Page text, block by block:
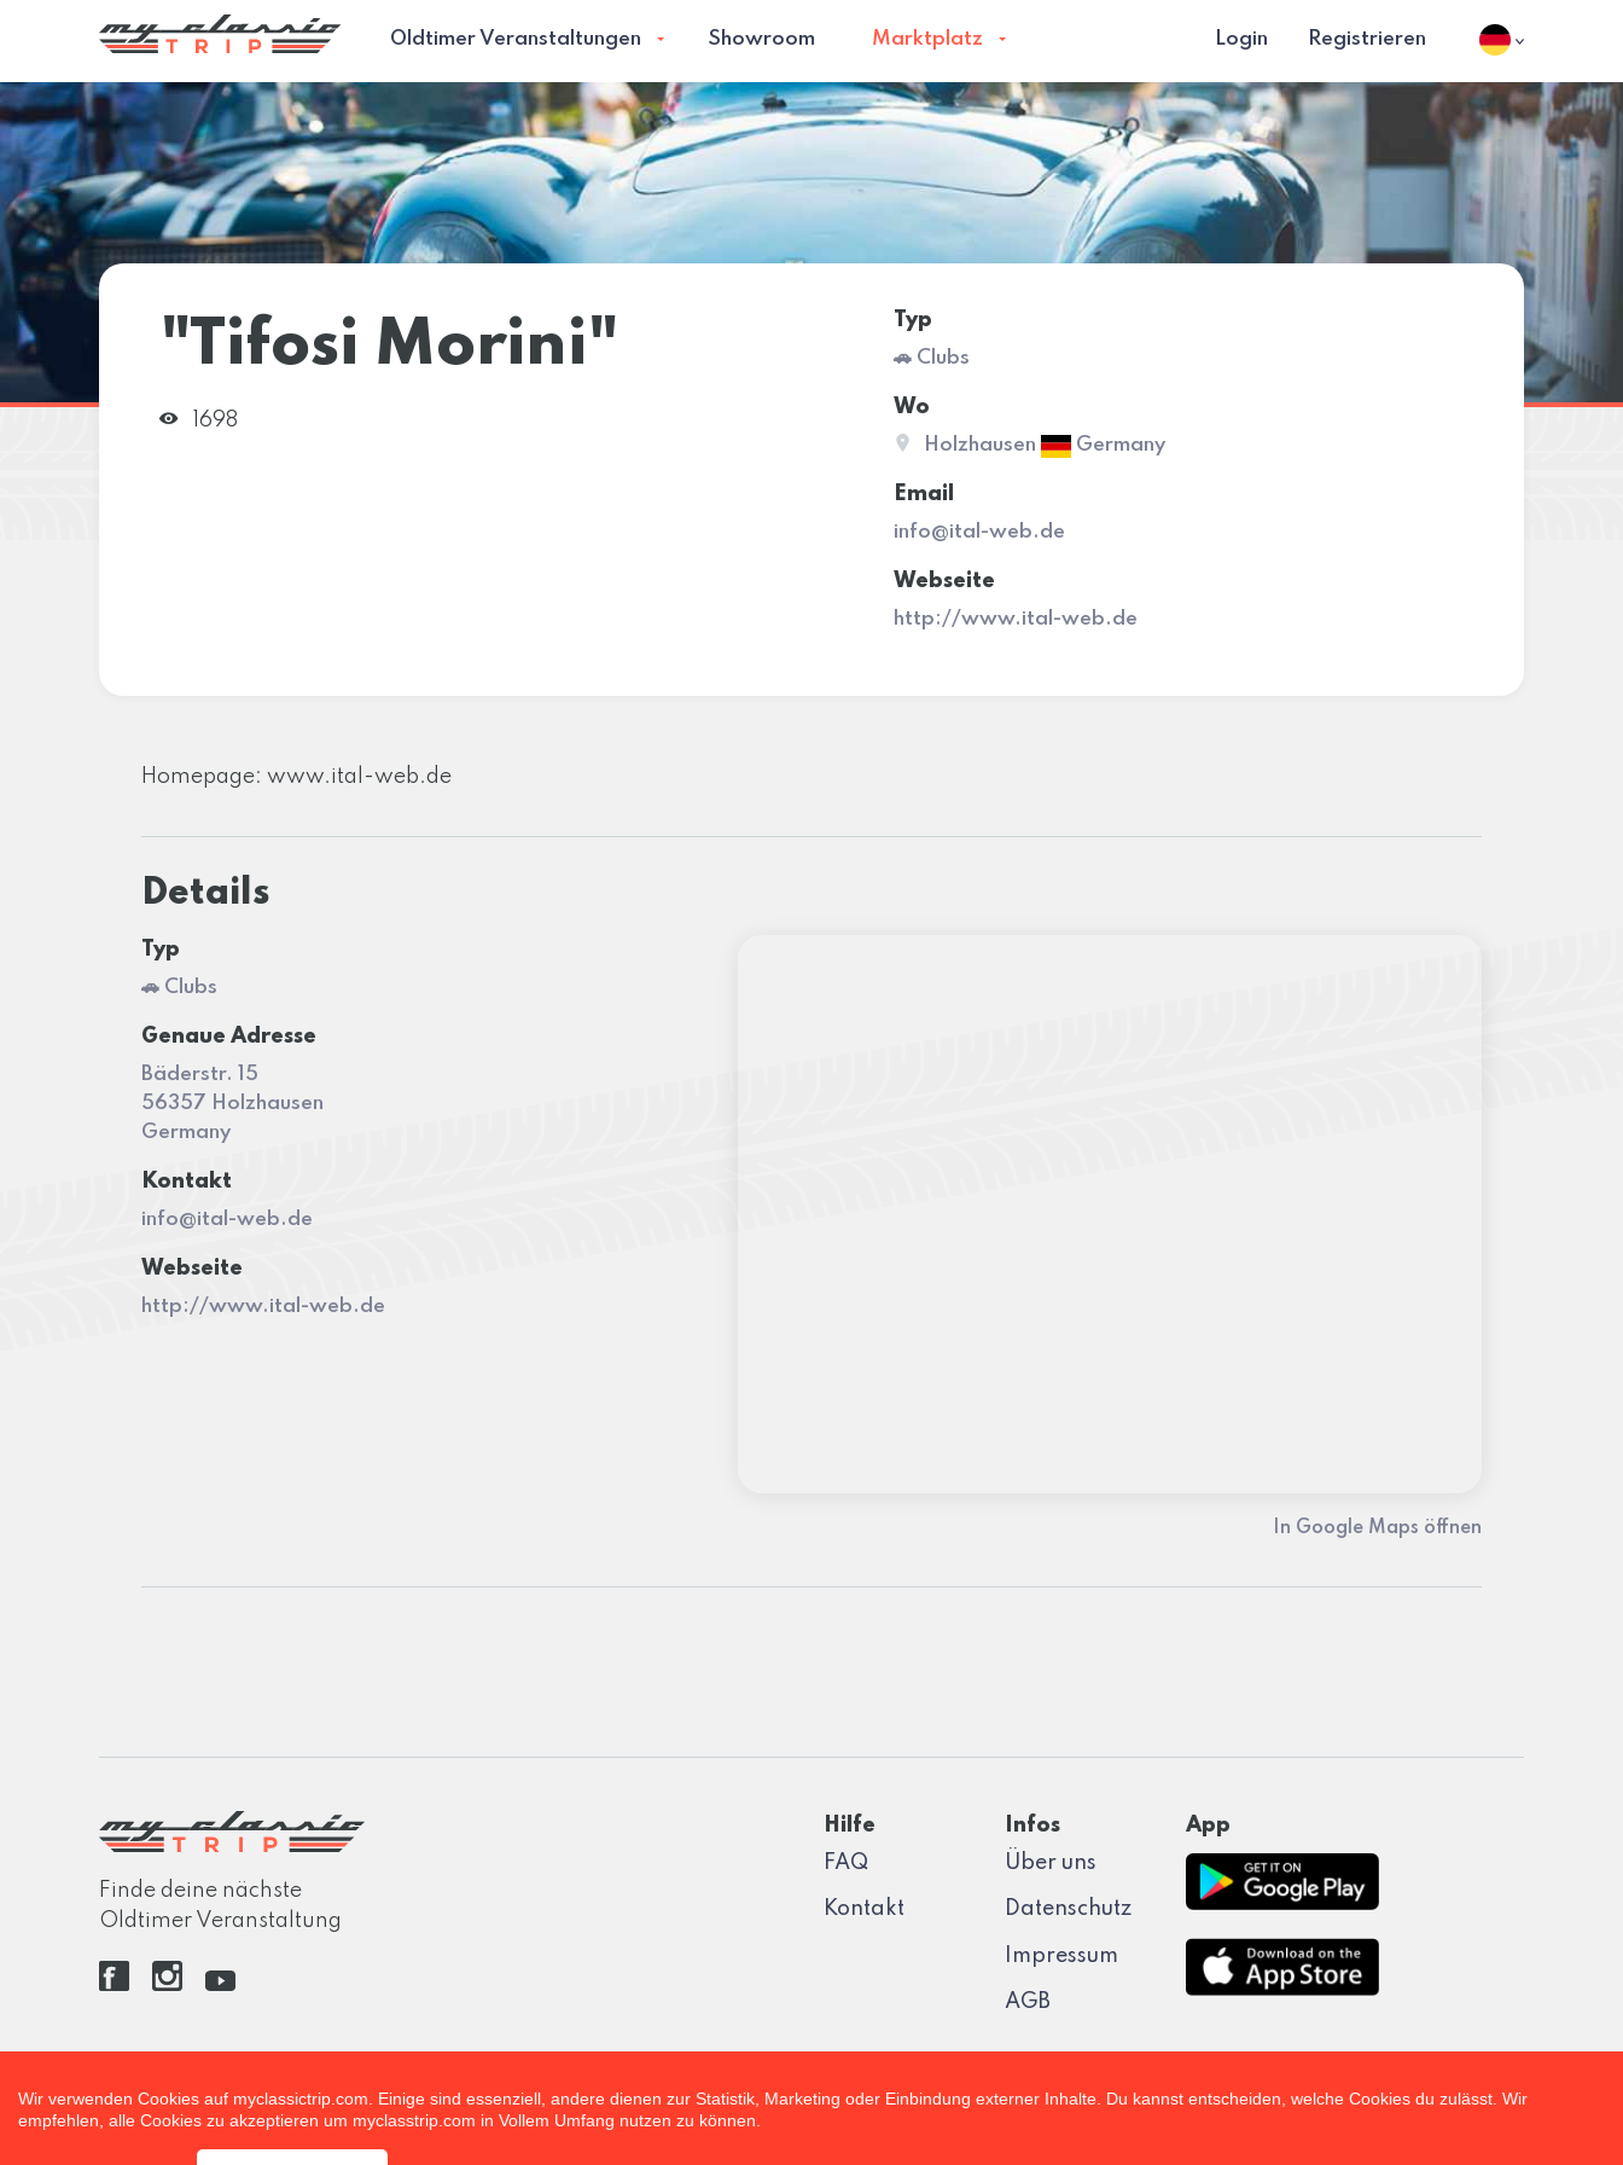
Oldtimer Veranstaltungen Showroom Marktplatz Login Registrieren
"Tifosi Morini"
1698
Typ
🚗 Clubs
Wo
Holzhausen Germany
Email
info@ital-web.de
Webseite
http://www.ital-web.de
Homepage: www.ital-web.de
Details
Typ
🚗 Clubs
Genaue Adresse
Bäderstr. 15
56357 Holzhausen
Germany
Kontakt
info@ital-web.de
Webseite
http://www.ital-web.de
In Google Maps öffnen
Finde deine nächste
Oldtimer Veranstaltung
Hilfe
FAQ
Kontakt
Infos
Über uns
Datenschutz
Impressum
AGB
App
Wir verwenden Cookies auf myclassictrip.com. Einige sind essenziell, andere dienen zur Statistik, Marketing oder Einbindung externer Inhalte. Du kannst entscheiden, welche Cookies du zulässt. Wir
empfehlen, alle Cookies zu akzeptieren um myclasstrip.com in Vollem Umfang nutzen zu können.